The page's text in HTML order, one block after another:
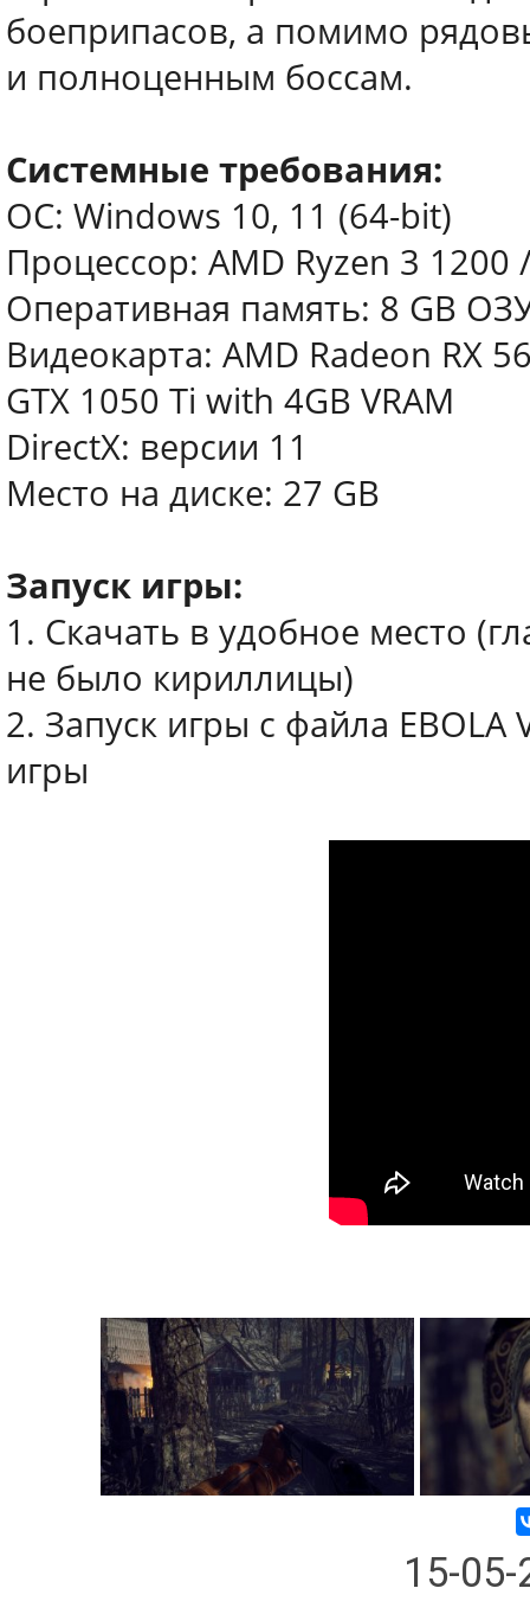
боеприпасов, а помимо
и полноценным боссам.
Системные требования:
ОС: Windows 10, 11 (64-bit)
Процессор: AMD Ryzen 3 1200
Оперативная память: 8 GB
Видеокарта: AMD Radeon RX
GTX 1050 Ti with 4GB VRAM
DirectX: версии 11
Место на диске: 27 GB
Запуск игры:
1. Скачать в удобное место
не было кириллицы)
2. Запуск игры с файла EBOLA
игры
15-